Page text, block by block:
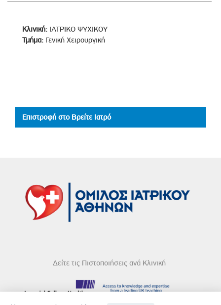
Κλινική: ΙΑΤΡΙΚΟ ΨΥΧΙΚΟΥ
Τμήμα: Γενική Χειρουργική
Επιστροφή στο Βρείτε Ιατρό
Δείτε τις Πιστοποιήσεις ανά Κλινική